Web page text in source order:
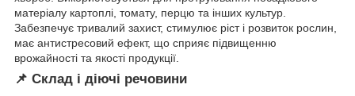
матеріалу картоплі, томату, перцю та інших культур.
Забезпечує тривалий захист, стимулює ріст і розвиток рослин,
має антистресовий ефект, що сприяє підвищенню
врожайності та якості продукції.
📌 Склад і діючі речовини